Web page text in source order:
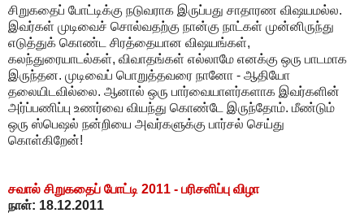
சிறுகதைப் போட்டிக்கு நடுவராக இருப்பது சாதாரண விஷயமல்ல.
இவர்கள் முடிவைச் சொல்வதற்கு நான்கு நாட்கள் முன்னிருந்து
எடுத்துக் கொண்ட சிரத்தையான விஷயங்கள்,
கலந்துரையாடல்கள், விவாதங்கள் எல்லாமே எனக்கு ஒரு பாடமாக
இருந்தன. முடிவைப் பொறுத்தவரை நானோ - ஆதியோ
தலையிடவில்லை. ஆனால் ஒரு பார்வையாளர்களாக இவர்களின்
அர்ப்பணிப்பு உணர்வை வியந்து கொண்டே இருந்தோம். மீண்டும்
ஒரு ஸ்பெஷல் நன்றியை அவர்களுக்கு பார்சல் செய்து
கொள்கிறேன்!
சவால் சிறுகதைப் போட்டி 2011 - பரிசளிப்பு விழா
நாள்: 18.12.2011